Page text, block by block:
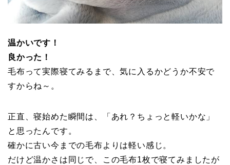
温かいです！
良かった！
毛布って実際寝てみるまで、気に入るかどうか不安で
すからね～。
正直、寝始めた瞬間は、「あれ？ちょっと軽いかな」
と思ったんです。
確かに古い今までの毛布よりは軽い感じ。
だけど温かさは同じで、この毛布1枚で寝てみましたが